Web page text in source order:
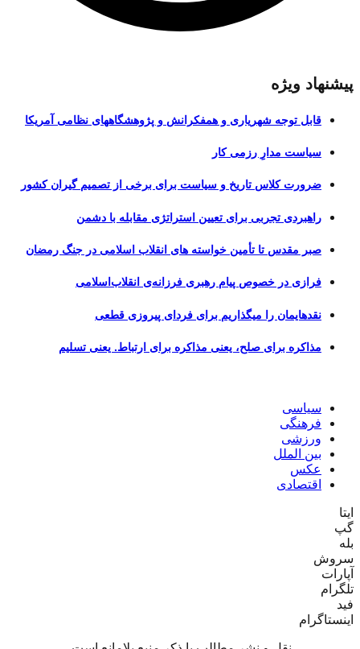
پیشنهاد ویژه
قابل توجه شهریاری و همفکرانش و پژوهشگاههای نظامی آمریکا
سیاست مدارِ رزمی کار
ضرورت کلاس تاریخ و سیاست برای برخی از تصمیم گیران کشور
راهبردی تجربی برای تعیین استراتژی مقابله با دشمن
صبر مقدس تا تأمین خواسته های انقلاب اسلامی در جنگ رمضان
فرازی در خصوص پیام رهبری فرزانه‌ی انقلاب‌اسلامی
نقدهایمان را میگذاریم برای فردای پیروزی قطعی
مذاکره برای صلح، یعنی مذاکره برای ارتباط. یعنی تسلیم
سیاسی
فرهنگی
ورزشی
بین الملل
عکس
اقتصادی
ایتا
گپ
بله
سروش
آپارات
تلگرام
فید
اینستاگرام